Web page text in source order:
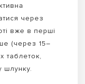
через
вже в перші
(через 15–
таблеток,
шлунку.